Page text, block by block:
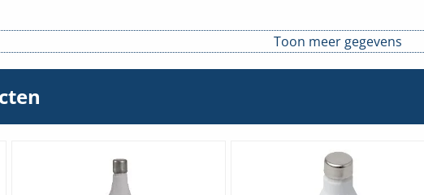
Toon meer gegevens